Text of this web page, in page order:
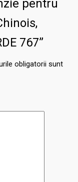
pentru
767”
obligatorii sunt